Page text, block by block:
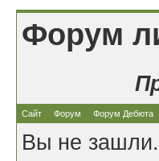
Форум
Сайт Форум Форум Дебюта
Вы не зашли.